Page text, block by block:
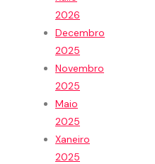
2026
Decembro
2025
Novembro
2025
Maio
2025
Xaneiro
2025